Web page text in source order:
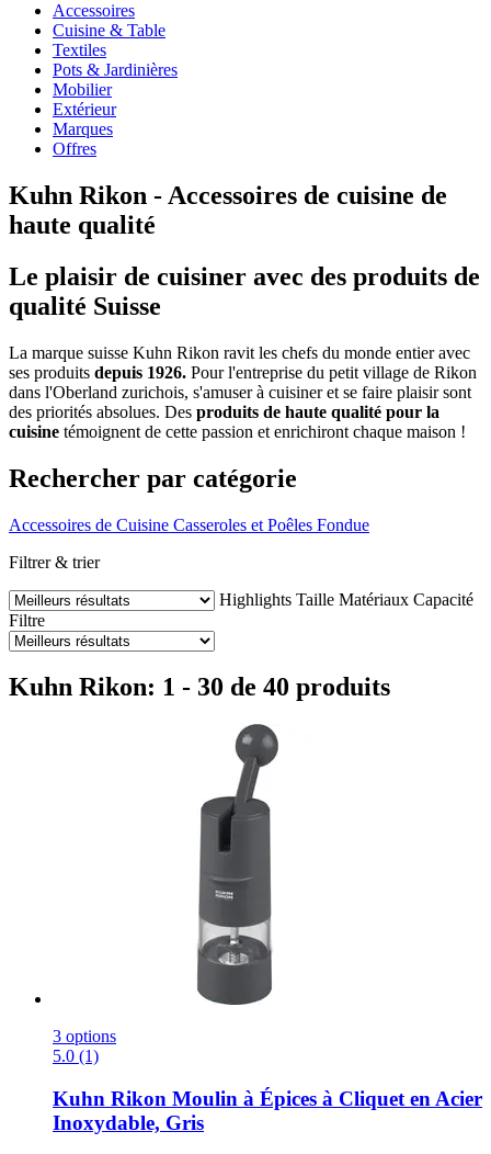
Accessoires
Cuisine & Table
Textiles
Pots & Jardinières
Mobilier
Extérieur
Marques
Offres
Kuhn Rikon - Accessoires de cuisine de
haute qualité
Le plaisir de cuisiner avec des produits de
qualité Suisse
La marque suisse Kuhn Rikon ravit les chefs du monde entier avec
ses produits depuis 1926. Pour l'entreprise du petit village de Rikon
dans l'Oberland zurichois, s'amuser à cuisiner et se faire plaisir sont
des priorités absolues. Des produits de haute qualité pour la
cuisine témoignent de cette passion et enrichiront chaque maison !
Rechercher par catégorie
Accessoires de Cuisine Casseroles et Poêles Fondue
Filtrer & trier
Highlights Taille Matériaux Capacité
Filtre
Kuhn Rikon: 1 - 30 de 40 produits
3 options
5.0 (1)
Kuhn Rikon Moulin à Épices à Cliquet en Acier
Inoxydable, Gris